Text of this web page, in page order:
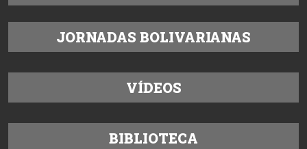
JORNADAS BOLIVARIANAS
VÍDEOS
BIBLIOTECA